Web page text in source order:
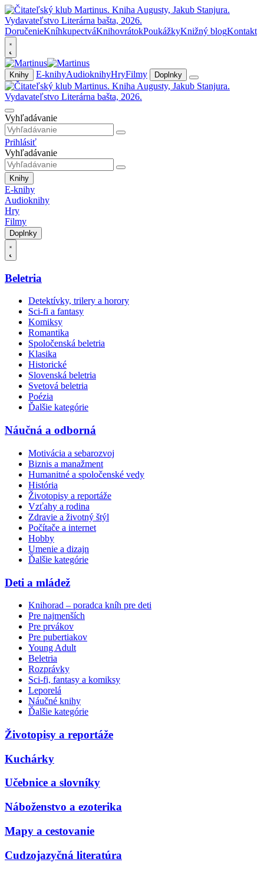
DoručenieKníhkupectváKnihovrátokPoukážkyKnižný blogKontakt
Knihy E-knihyAudioknihyHryFilmy Doplnky
Vyhľadávanie
Prihlásiť
Vyhľadávanie
Knihy
E-knihy
Audioknihy
Hry
Filmy
Doplnky
Beletria
Detektívky, trilery a horory
Sci-fi a fantasy
Komiksy
Romantika
Spoločenská beletria
Klasika
Historické
Slovenská beletria
Svetová beletria
Poézia
Ďalšie kategórie
Náučná a odborná
Motivácia a sebarozvoj
Biznis a manažment
Humanitné a spoločenské vedy
História
Životopisy a reportáže
Vzťahy a rodina
Zdravie a životný štýl
Počítače a internet
Hobby
Umenie a dizajn
Ďalšie kategórie
Deti a mládež
Knihorad – poradca kníh pre deti
Pre najmenších
Pre prvákov
Pre pubertiakov
Young Adult
Beletria
Rozprávky
Sci-fi, fantasy a komiksy
Leporelá
Náučné knihy
Ďalšie kategórie
Životopisy a reportáže
Kuchárky
Učebnice a slovníky
Náboženstvo a ezoterika
Mapy a cestovanie
Cudzojazyčná literatúra